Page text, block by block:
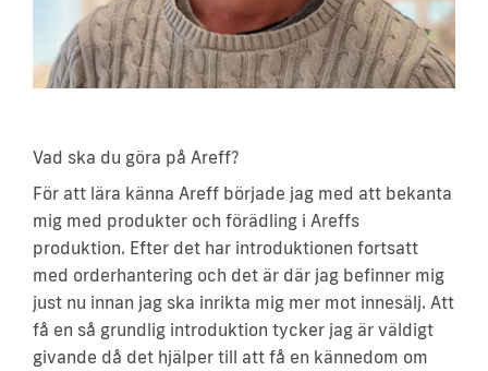
Vad ska du göra på Areff?
För att lära känna Areff började jag med att bekanta
mig med produkter och förädling i Areffs
produktion. Efter det har introduktionen fortsatt
med orderhantering och det är där jag befinner mig
just nu innan jag ska inrikta mig mer mot innesälj. Att
få en så grundlig introduktion tycker jag är väldigt
givande då det hjälper till att få en kännedom om